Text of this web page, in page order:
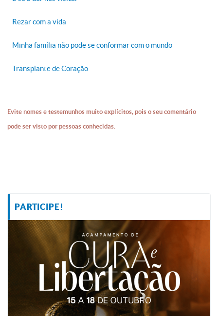
Rezar com a vida
Minha família não pode se conformar com o mundo
Transplante de Coração
Evite nomes e testemunhos muito explícitos, pois o seu comentário
pode ser visto por pessoas conhecidas.
PARTICIPE!